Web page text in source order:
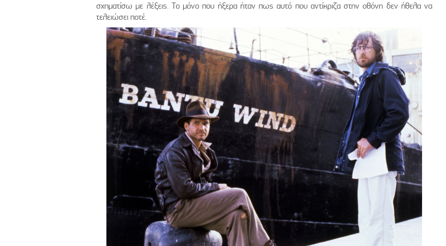
σχηματίσω με λέξεις. Το μόνο που ήξερα ήταν πως αυτό που αντίκριζα στην οθόνη δεν ήθελα να
τελειώσει ποτέ.